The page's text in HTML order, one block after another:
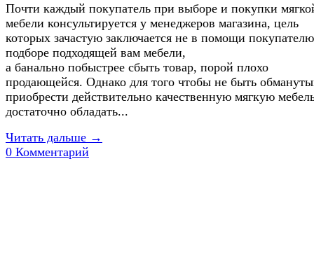
Почти каждый покупатель при выборе и покупки
мебели консультируется у менеджеров магазина, цель
которых зачастую заключается не в помощи
подборе подходящей вам мебели,
а банально побыстрее сбыть товар, порой плохо
продающейся. Однако для того чтобы не быть
приобрести действительно качественную мягкую
достаточно обладать...
Читать дальше →
0 Комментарий